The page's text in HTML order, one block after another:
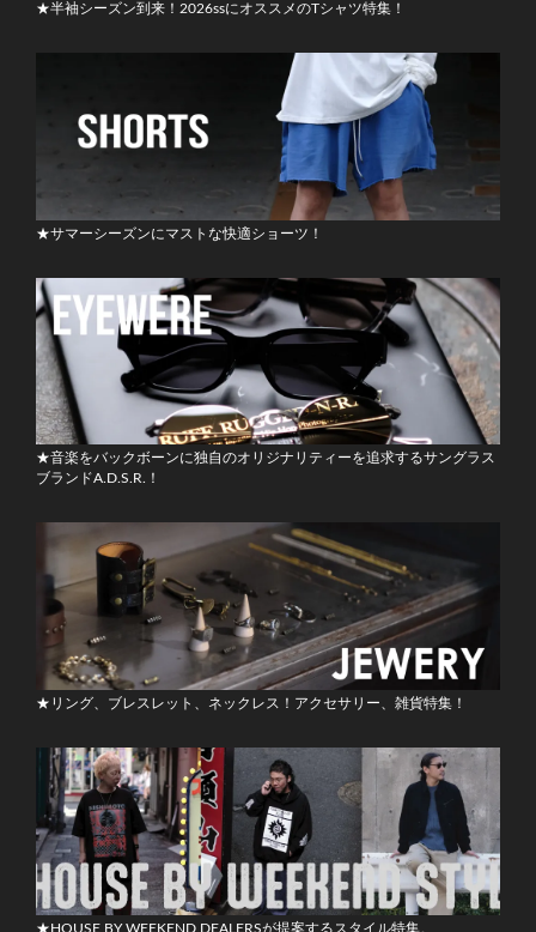
★半袖シーズン到来！2026ssにオススメのTシャツ特集！
★サマーシーズンにマストな快適ショーツ！
★音楽をバックボーンに独自のオリジナリティーを追求するサングラス
ブランドA.D.S.R.！
★リング、ブレスレット、ネックレス！アクセサリー、雑貨特集！
★HOUSE BY WEEKEND DEALERSが提案するスタイル特集。